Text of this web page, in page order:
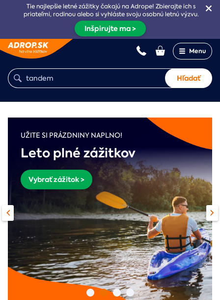
Tie najlepšie letné zážitky čakajú na Adrope! Zbierajte ich s
priateľmi, rodinou alebo si vyhláste svoju osobnú letnú výzvu.
Inšpirujte ma >
Menu
Hľadať
UŽITE SI PRÁZDNINY NAPLNO!
Leto plné zážitkov
Vybrať zážitok >